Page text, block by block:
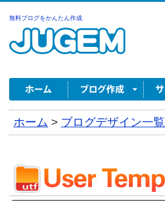
無料ブログをかんたん作成
ホーム > ブログデザイン一覧